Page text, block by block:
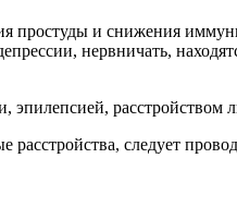
простуды и снижения
нервничать,
расстройством
расстройства, следует